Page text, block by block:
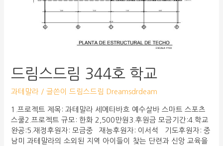
드림스드림 344호 학교
과테말라 / 글쓴이드림스드림 Dreamsdrdeam
1.프로젝트 제목: 과테말라 세메타바흐 예수살바 스마트 스포츠
스쿨2.프로젝트 규모: 한화 2,500만원3.후원금 모금기간:4.학교
완공:5.재정후원자: 모금중 재능후원자: 이서석 기도후원자: 중
남미 과테말라의 소외된 지역 아이들이 찾는 단련과 신앙 교육을